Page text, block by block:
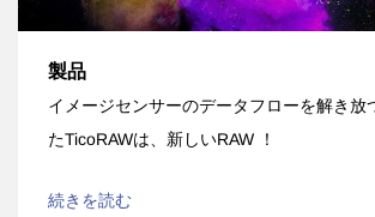
製品
イメージセンサーのデータフローを解き放
たTicoRAWは、新しいRAW ！
続きを読む